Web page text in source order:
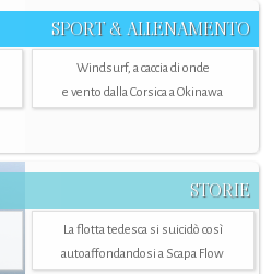
SPORT & ALLENAMENTO
Windsurf, a caccia di onde
e vento dalla Corsica a Okinawa
STORIE
La flotta tedesca si suicidò così
autoaffondandosi a Scapa Flow